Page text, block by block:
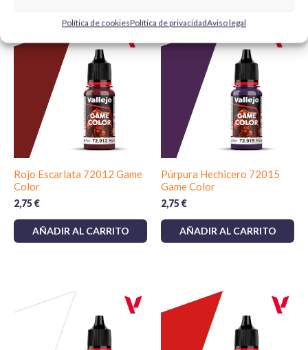
Política de cookiesPolítica de privacidadAviso legal
Productos relacionados
Rojo Escarlata 72012 Game
Color
2,75€
AÑADIR AL CARRITO
Púrpura Hechicero 72015
Game Color
2,75€
AÑADIR AL CARRITO